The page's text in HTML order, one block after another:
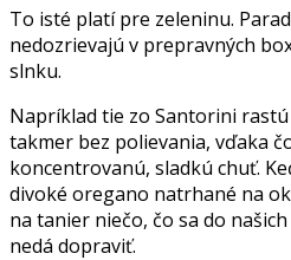
To isté platí pre zeleninu.
nedozrievajú v prepravných
slnku.
Napríklad tie zo Santorini
takmer bez polievania, vďaka
koncentrovanú, sladkú chuť.
divoké oregano natrhané na
na tanier niečo, čo sa do
nedá dopraviť.